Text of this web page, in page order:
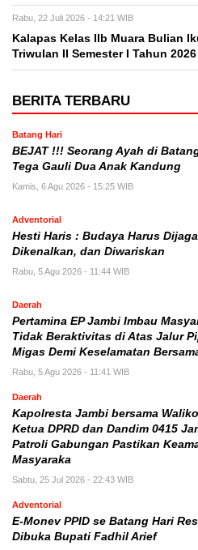
Rabu, 22 Juli 2026 - 14:21 WIB
Kalapas Kelas IIb Muara Bulian
Triwulan II Semester I Tahun 2026
BERITA TERBARU
Batang Hari
BEJAT !!! Seorang Ayah di
Tega Gauli Dua Anak Kandung
Kamis, 6 Agu 2026 - 15:25 WIB
Adventorial
Hesti Haris : Budaya Harus
Dikenalkan, dan Diwariskan
Rabu, 5 Agu 2026 - 11:44 WIB
Daerah
Pertamina EP Jambi Imbau
Tidak Beraktivitas di Atas Jalur
Migas Demi Keselamatan
Rabu, 5 Agu 2026 - 11:41 WIB
Daerah
Kapolresta Jambi bersama
Ketua DPRD dan Dandim 0415
Patroli Gabungan Pastikan
Masyaraka
Sabtu, 25 Jul 2026 - 22:43 WIB
Adventorial
E-Monev PPID se Batang Hari
Dibuka Bupati Fadhil Arief